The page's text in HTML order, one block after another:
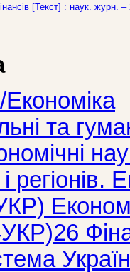
[Текст] : наук. журн.
Економіка
та
регіонів.